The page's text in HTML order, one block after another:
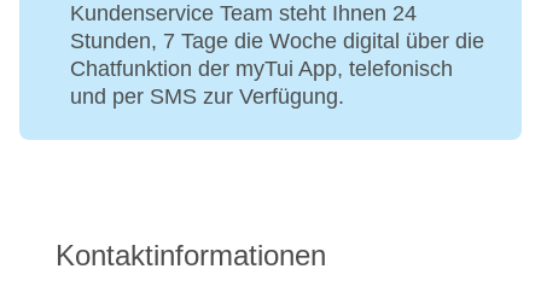
Kundenservice Team steht Ihnen 24
Stunden, 7 Tage die Woche digital über die
Chatfunktion der myTui App, telefonisch
und per SMS zur Verfügung.
Kontaktinformationen